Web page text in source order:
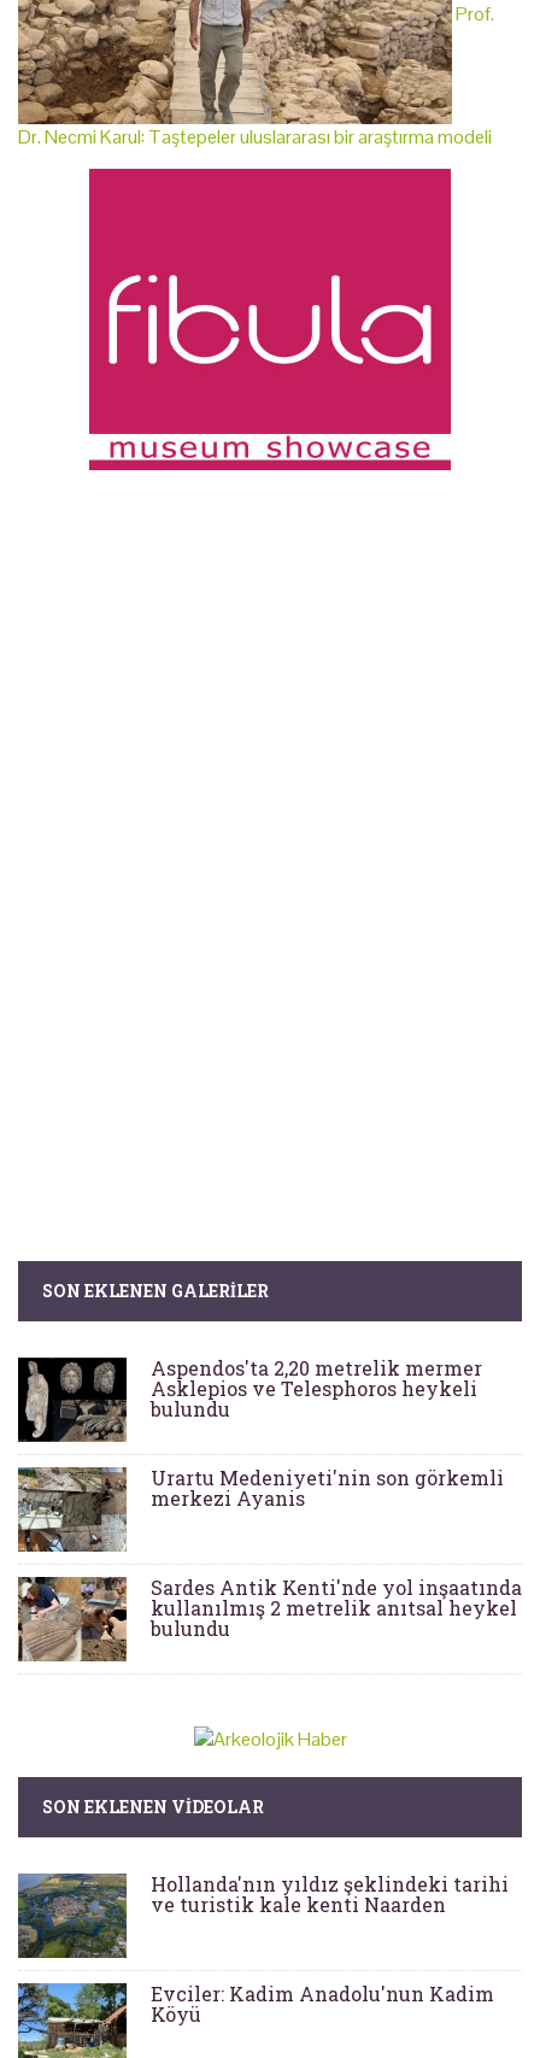
Prof.
Dr. Necmi Karul: Taştepeler uluslararası bir araştırma modeli
SON EKLENEN GALERILER
Aspendos'ta 2,20 metrelik mermer
Asklepios ve Telesphoros heykeli
bulundu
Urartu Medeniyeti'nin son görkemli
merkezi Ayanis
Sardes Antik Kenti'nde yol inşaatında
kullanılmış 2 metrelik anıtsal heykel
bulundu
SON EKLENEN VIDEOLAR
Hollanda'nın yıldız şeklindeki tarihi
ve turistik kale kenti Naarden
Evciler: Kadim Anadolu'nun Kadim
Köyü